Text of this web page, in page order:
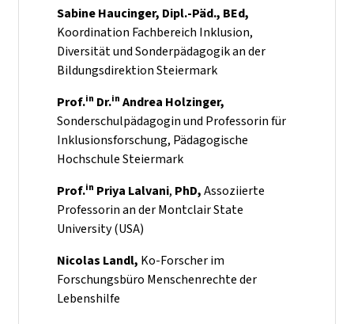
Sabine Haucinger, Dipl.-Päd., BEd,
Koordination Fachbereich Inklusion,
Diversität und Sonderpädagogik an der
Bildungsdirektion Steiermark
Prof.in Dr.in Andrea Holzinger,
Sonderschulpädagogin und Professorin für
Inklusionsforschung, Pädagogische
Hochschule Steiermark
Prof.in Priya Lalvani, PhD,Assoziierte
Professorin an der Montclair State
University (USA)
Nicolas Landl, Ko-Forscher im
Forschungsbüro Menschenrechte der
Lebenshilfe